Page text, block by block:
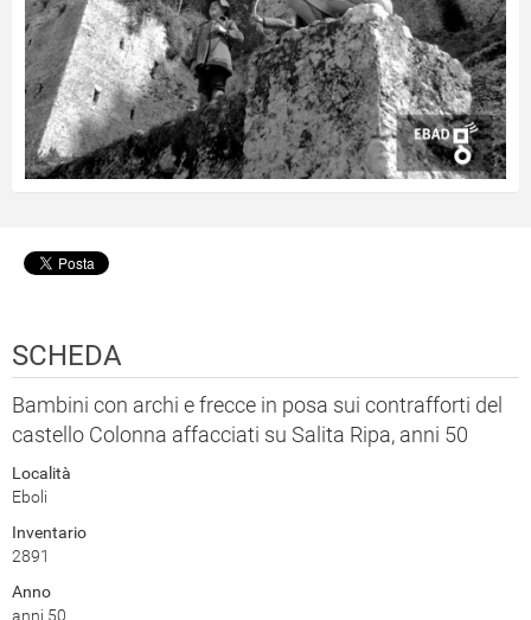
SCHEDA
Bambini con archi e frecce in posa sui contrafforti del
castello Colonna affacciati su Salita Ripa, anni 50
Località
Eboli
Inventario
2891
Anno
anni 50